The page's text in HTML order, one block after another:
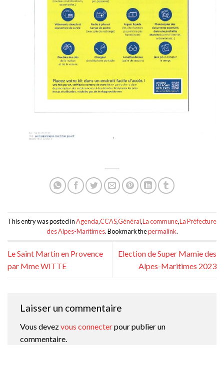
This entry was posted inAgenda,CCAS,Général,La commune,La Préfecture
des Alpes-Maritimes. Bookmark thepermalink.
Le Saint Martin en Provence
par Mme WITTE
Election de Super Mamie des
Alpes-Maritimes 2023
Laisser un commentaire
Vous devezvous connecterpour publier un
commentaire.